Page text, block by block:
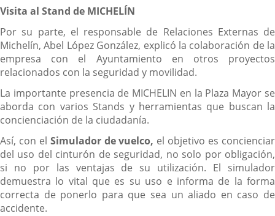
Visita al Stand de MICHELÍN
Por su parte, el responsable de Relaciones Externas de
Michelín, Abel López González, explicó la colaboración de la
empresa con el Ayuntamiento en otros proyectos
relacionados con la seguridad y movilidad.
La importante presencia de MICHELIN en la Plaza Mayor se
aborda con varios Stands y herramientas que buscan la
concienciación de la ciudadanía.
Así, con el Simulador de vuelco, el objetivo es concienciar
del uso del cinturón de seguridad, no solo por obligación,
si no por las ventajas de su utilización. El simulador
demuestra lo vital que es su uso e informa de la forma
correcta de ponerlo para que sea un aliado en caso de
accidente.